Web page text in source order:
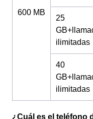
600 MB
25
ilimitadas
40
ilimitadas
¿Cuál es el teléfono